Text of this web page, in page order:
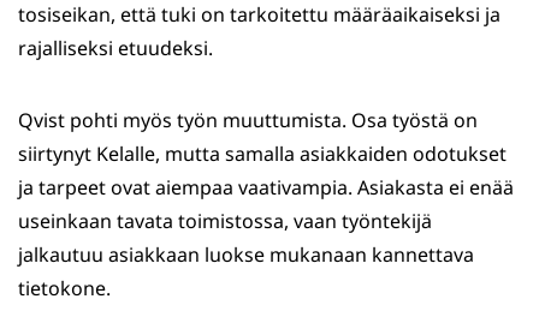
tosiseikan, että tuki on tarkoitettu määräaikaiseksi ja
rajalliseksi etuudeksi.
Qvist pohti myös työn muuttumista. Osa työstä on
siirtynyt Kelalle, mutta samalla asiakkaiden odotukset
ja tarpeet ovat aiempaa vaativampia. Asiakasta ei enää
useinkaan tavata toimistossa, vaan työntekijä
jalkautuu asiakkaan luokse mukanaan kannettava
tietokone.